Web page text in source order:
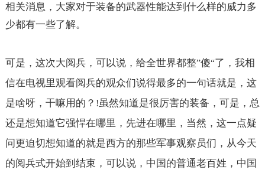
相关消息，大家对于装备的武器性能达到什么样的威力多
少都有一些了解。
可是，这次大阅兵，可以说，给全世界都整”傻“了，我相
信在电视里观看阅兵的观众们说得最多的一句话就是，这
是啥呀，干嘛用的？ !虽然知道是很厉害的装备，可是，总
还是想知道它强悍在哪里，先进在哪里，当然，这一点疑
问更迫切想知道的就是西方的那些军事观察员们，从今天
的阅兵式开始到结束，可以说，中国的普通老百姓，中国